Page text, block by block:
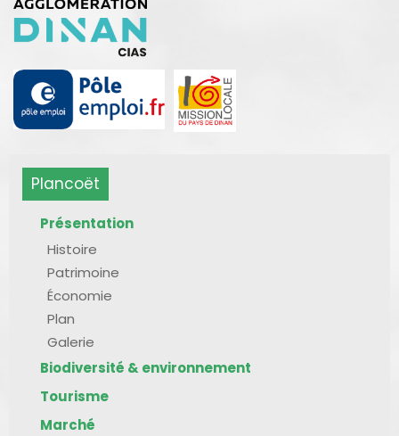
Plancoët
Présentation
Histoire
Patrimoine
Économie
Plan
Galerie
Biodiversité & environnement
Tourisme
Marché